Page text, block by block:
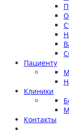
Пациенту
Клиники
Контакты